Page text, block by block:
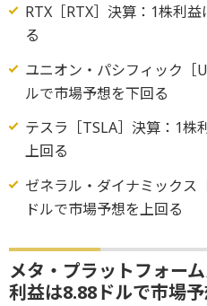
RTX［RTX］決算：1株利
る
ユニオン・パシフィック［
ルで市場予想を下回る
テスラ［TSLA］決算：1株
上回る
ゼネラル・ダイナミックス
ドルで市場予想を上回る
メタ・プラットフォー
利益は8.88ドルで市場